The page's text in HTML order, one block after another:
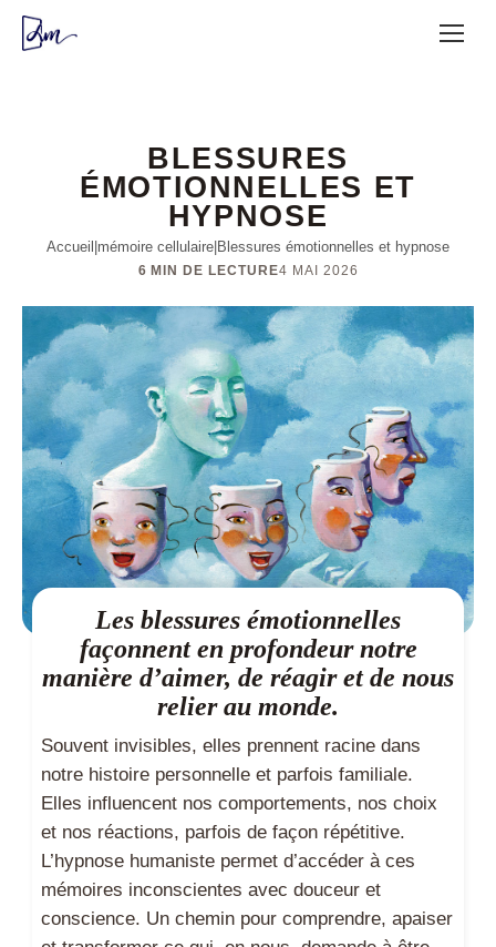
BLESSURES
ÉMOTIONNELLES ET
HYPNOSE
Accueil mémoire cellulaire Blessures émotionnelles et hypnose
6 MIN DE LECTURE4 MAI 2026
Les blessures émotionnelles
façonnent en profondeur notre
manière d’aimer, de réagir et de nous
relier au monde.
Souvent invisibles, elles prennent racine dans
notre histoire personnelle et parfois familiale.
Elles influencent nos comportements, nos choix
et nos réactions, parfois de façon répétitive.
L’hypnose humaniste permet d’accéder à ces
mémoires inconscientes avec douceur et
conscience. Un chemin pour comprendre, apaiser